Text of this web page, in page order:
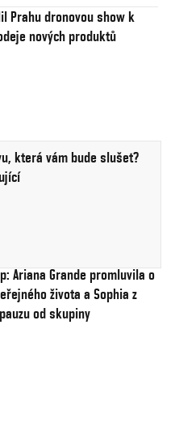
Prahu dronovou show k
nových produktů
která vám bude slušet?
Ariana Grande promluvila o
života a Sophia z
pauzu od skupiny